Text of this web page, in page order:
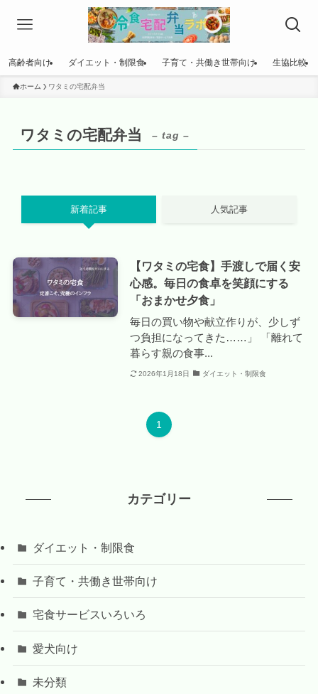
高齢者向け ダイエット・制限食 子育て・共働き世帯向け 生協比較
ホーム ワタミの宅配弁当
ワタミの宅配弁当 – tag –
新着記事 人気記事
【ワタミの宅食】手渡しで届く安
心感。毎日の食卓を笑顔にする
「おまかせ夕食」
毎日の買い物や献立作りが、少しず
つ負担になってきた……」 「離れて
暮らす親の食事...
2026年1月18日 ダイエット・制限食
1
カテゴリー
ダイエット・制限食
子育て・共働き世帯向け
宅食サービスいろいろ
愛犬向け
未分類